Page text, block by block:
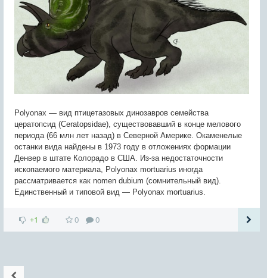
Polyonax — вид птицетазовых динозавров семейства
цератопсид (Ceratopsidae), существовавший в конце мелового
периода (66 млн лет назад) в Северной Америке. Окаменелые
останки вида найдены в 1973 году в отложениях формации
Денвер в штате Колорадо в США. Из-за недостаточности
ископаемого материала, Polyonax mortuarius иногда
рассматривается как nomen dubium (сомнительный вид).
Единственный и типовой вид — Polyonax mortuarius.
+1 0 0